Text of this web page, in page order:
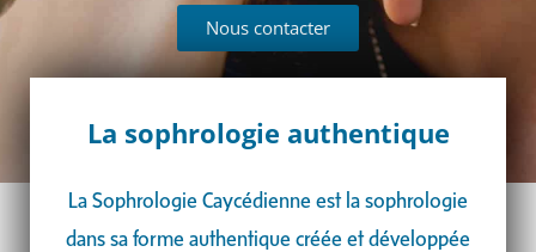
Nous contacter
La sophrologie authentique
La Sophrologie Caycédienne est la sophrologie
dans sa forme authentique créée et développée